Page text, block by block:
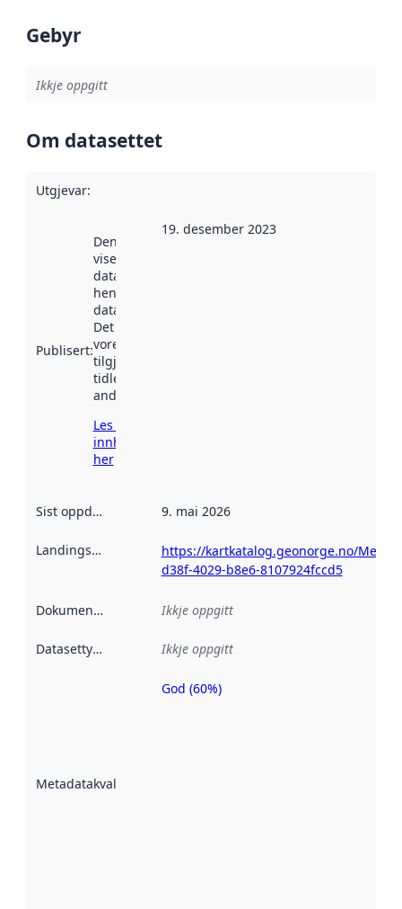
Gebyr
Ikkje oppgitt
Om datasettet
Utgjevar:
Publisert:
Denne datoen
viser når
datasettet vart
henta inn av
data.norge.no.
Det kan ha
vore
tilgjengeleg
tidlegare
andre stader.
Les meir om
innhenting
her
19. desember 2023
Sist oppdatert 9. mai 2026
Landingsside
https://kartkatalog.geonorge.no/
d38f-4029-b8e6-8107924fccd5
Dokumentasjon Ikkje oppgitt
Datasettype Ikkje oppgitt
Metadatakvalitet
Metadatakvalitet
God (60%)